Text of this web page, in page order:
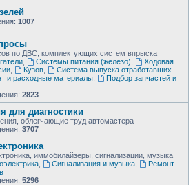
1007
по ДВС, комплектующих систем впрыска
, Системы питания (железо)
Ходовая
, Кузов,
Система выпуска отработавших
и расходные материалы,
Подбор запчастей и
2823
для диагностики
облегчающие труд автомастера
3707
иммобилайзеры, сигнализации, музыка
, Сигнализация и музыка,
Ремонт
5296